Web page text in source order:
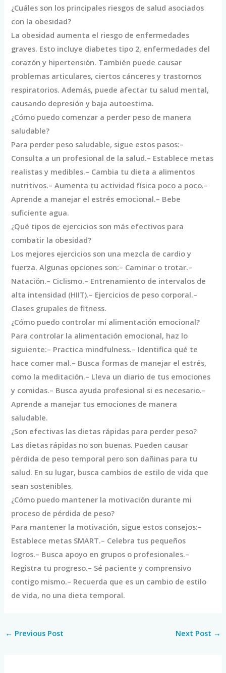
¿Cuáles son los principales riesgos de salud asociados
con la obesidad?
La obesidad aumenta el riesgo de enfermedades
graves. Esto incluye diabetes tipo 2, enfermedades del
corazón y hipertensión. También puede causar
problemas articulares, ciertos cánceres y trastornos
respiratorios. Además, puede afectar tu salud mental,
causando depresión y baja autoestima.
¿Cómo puedo comenzar a perder peso de manera
saludable?
Para perder peso saludable, sigue estos pasos:–
Consulta a un profesional de la salud.– Establece metas
realistas y medibles.– Cambia tu dieta a alimentos
nutritivos.– Aumenta tu actividad física poco a poco.–
Aprende a manejar el estrés emocional.– Bebe
suficiente agua.
¿Qué tipos de ejercicios son más efectivos para
combatir la obesidad?
Los mejores ejercicios son una mezcla de cardio y
fuerza. Algunas opciones son:– Caminar o trotar.–
Natación.– Ciclismo.– Entrenamiento de intervalos de
alta intensidad (HIIT).– Ejercicios de peso corporal.–
Clases grupales de fitness.
¿Cómo puedo controlar mi alimentación emocional?
Para controlar la alimentación emocional, haz lo
siguiente:– Practica mindfulness.– Identifica qué te
hace comer mal.– Busca formas de manejar el estrés,
como la meditación.– Lleva un diario de tus emociones
y comidas.– Busca ayuda profesional si es necesario.–
Aprende a manejar tus emociones de manera
saludable.
¿Son efectivas las dietas rápidas para perder peso?
Las dietas rápidas no son buenas. Pueden causar
pérdida de peso temporal pero son dañinas para tu
salud. En su lugar, busca cambios de estilo de vida que
sean sostenibles.
¿Cómo puedo mantener la motivación durante mi
proceso de pérdida de peso?
Para mantener la motivación, sigue estos consejos:–
Establece metas SMART.– Celebra tus pequeños
logros.– Busca apoyo en grupos o profesionales.–
Registra tu progreso.– Sé paciente y comprensivo
contigo mismo.– Recuerda que es un cambio de estilo
de vida, no una dieta temporal.
← Previous Post Next Post →